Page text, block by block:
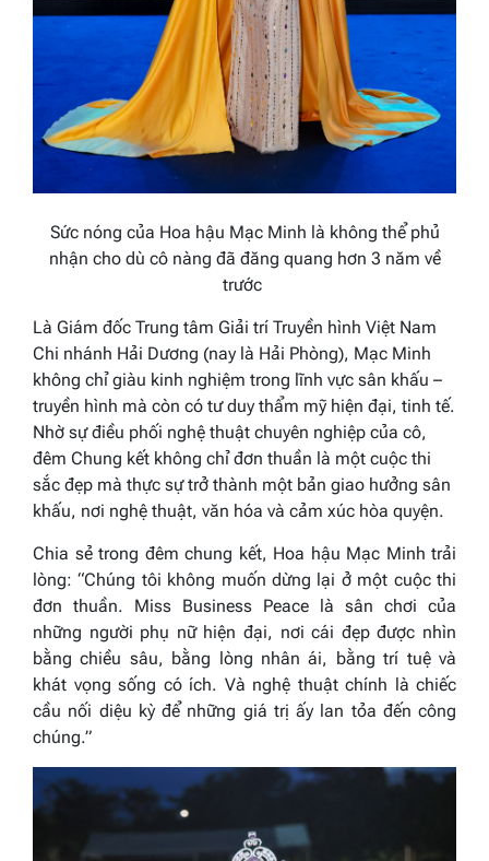
Sức nóng của Hoa hậu Mạc Minh là không thể phủ
nhận cho dù cô nàng đã đăng quang hơn 3 năm về
trước
Là Giám đốc Trung tâm Giải trí Truyền hình Việt Nam
Chi nhánh Hải Dương (nay là Hải Phòng), Mạc Minh
không chỉ giàu kinh nghiệm trong lĩnh vực sân khấu –
truyền hình mà còn có tư duy thẩm mỹ hiện đại, tinh tế.
Nhờ sự điều phối nghệ thuật chuyên nghiệp của cô,
đêm Chung kết không chỉ đơn thuần là một cuộc thi
sắc đẹp mà thực sự trở thành một bản giao hưởng sân
khấu, nơi nghệ thuật, văn hóa và cảm xúc hòa quyện.
Chia sẻ trong đêm chung kết, Hoa hậu Mạc Minh trải
lòng: “Chúng tôi không muốn dừng lại ở một cuộc thi
đơn thuần. Miss Business Peace là sân chơi của
những người phụ nữ hiện đại, nơi cái đẹp được nhìn
bằng chiều sâu, bằng lòng nhân ái, bằng trí tuệ và
khát vọng sống có ích. Và nghệ thuật chính là chiếc
cầu nối diệu kỳ để những giá trị ấy lan tỏa đến công
chúng.”